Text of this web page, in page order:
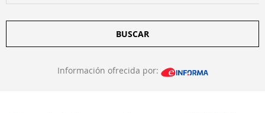
BUSCAR
Información ofrecida por: